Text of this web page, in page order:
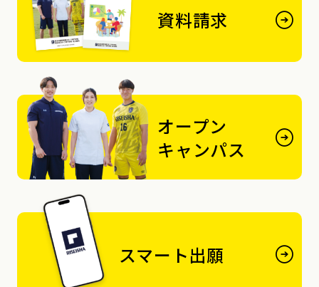
資料請求
オープン
キャンパス
スマート出願